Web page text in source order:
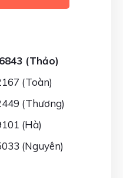
(Thảo)
(Toàn)
(Thương)
(Hà)
(Nguyên)